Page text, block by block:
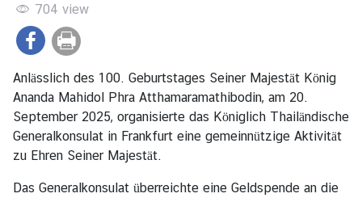
M
i
t
t
e
i
l
u
g
704 view
Anlässlich des 100. Geburtstages Seiner Majestät König
Ananda Mahidol Phra Atthamaramathibodin, am 20.
September 2025, organisierte das Königlich Thailändische
Generalkonsulat in Frankfurt eine gemeinnützige Aktivität
zu Ehren Seiner Majestät.
Das Generalkonsulat überreichte eine Geldspende an die